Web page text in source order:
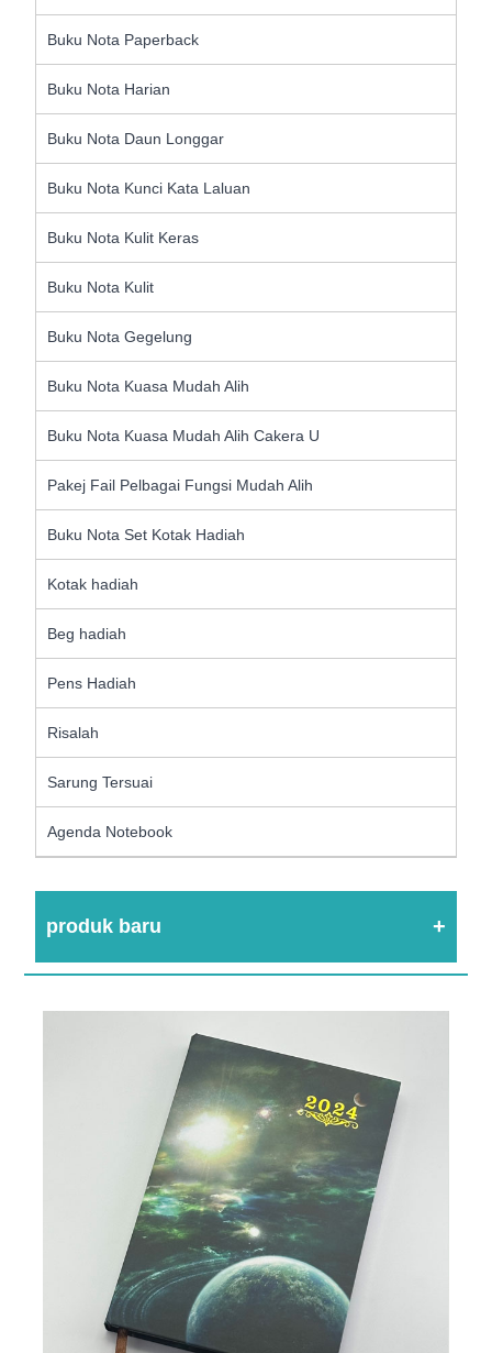
Buku Nota Paperback
Buku Nota Harian
Buku Nota Daun Longgar
Buku Nota Kunci Kata Laluan
Buku Nota Kulit Keras
Buku Nota Kulit
Buku Nota Gegelung
Buku Nota Kuasa Mudah Alih
Buku Nota Kuasa Mudah Alih Cakera U
Pakej Fail Pelbagai Fungsi Mudah Alih
Buku Nota Set Kotak Hadiah
Kotak hadiah
Beg hadiah
Pens Hadiah
Risalah
Sarung Tersuai
Agenda Notebook
produk baru